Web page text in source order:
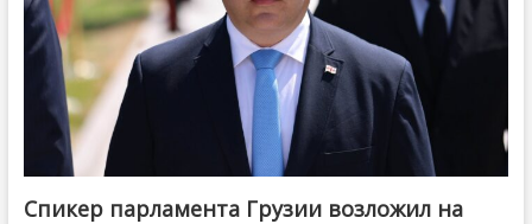
Спикер парламента Грузии возложил на